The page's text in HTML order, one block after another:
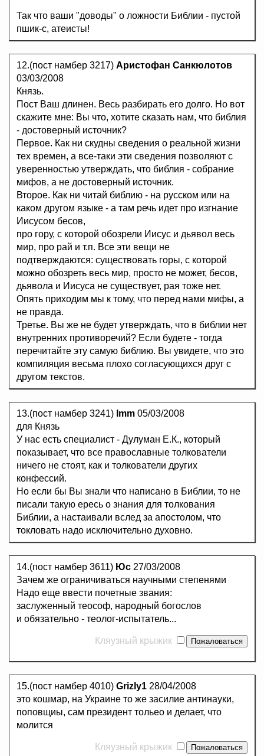
Так что ваши "доводы" о ложности Библии - пустой
пшик-с, атеисты!
12.(пост намбер 3217) Аристофан Санкюлотов
03/03/2008
Князь.
Пост Ваш длинен. Весь разбирать его долго. Но вот
скажите мне: Вы что, хотите сказать нам, что библия
- достоверный источник?
Первое. Как ни скудны сведения о реальной жизни
тех времен, а все-таки эти сведения позволяют с
уверенностью утверждать, что библия - собрание
мифов, а не достоверный источник.
Второе. Как ни читай библию - на русском или на
каком другом языке - а там речь идет про изгнание
Иисусом бесов,
про гору, с которой обозрели Иисус и дьявол весь
мир, про рай и т.п. Все эти вещи не
подтверждаются: существовать горы, с которой
можно обозреть весь мир, просто не может, бесов,
дьявола и Иисуса не существует, рая тоже нет.
Опять приходим мы к тому, что перед нами мифы, а
не правда.
Третье. Вы же не будет утверждать, что в библии нет
внутренних противоречий? Если будете - тогда
перечитайте эту самую библию. Вы увидете, что это
компиляция весьма плохо согласующихся друг с
другом текстов.
13.(пост намбер 3241) Imm 05/03/2008
для Князь
У нас есть специалист - Дулуман Е.К., который
показывает, что все православные толкователи
ничего не стоят, как и толкователи других
конфессий.
Но если бы Вы знали что написано в Библии, то не
писали такую ересь о знания для толкования
Библии, а настаивали вслед за апостолом, что
токловать надо исключительно духовно.
14.(пост намбер 3611) Юс 27/03/2008
Зачем же ограничиваться научными степенями
Надо еще ввести почетные звания:
заслуженный теософ, народный богослов
и обязательно - теолог-испытатель...
Кляузный крыжик
15.(пост намбер 4010) Grizly1 28/04/2008
это кошмар, на Украине то же засилие антинауки,
поповщиы, сам президент тольео и делает, что
молится
Кляузный крыжик